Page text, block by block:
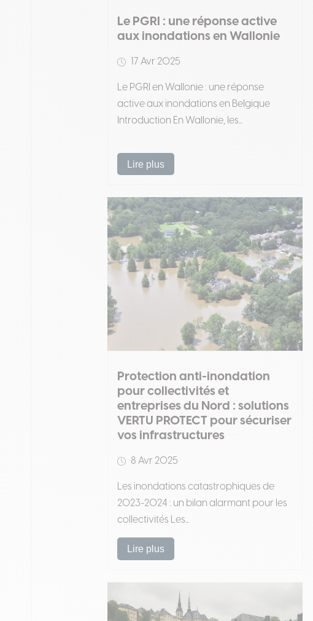
Le PGRI : une réponse active
aux inondations en Wallonie
17 Avr 2025
Le PGRI en Wallonie : une réponse
active aux inondations en Belgique
Introduction En Wallonie, les...
Lire plus
Protection anti-inondation
pour collectivités et
entreprises du Nord : solutions
VERTU PROTECT pour sécuriser
vos infrastructures
8 Avr 2025
Les inondations catastrophiques de
2023-2024 : un bilan alarmant pour les
collectivités Les...
Lire plus